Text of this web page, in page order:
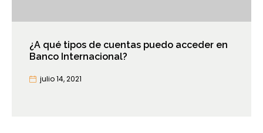
¿A qué tipos de cuentas puedo acceder en
Banco Internacional?
julio 14, 2021